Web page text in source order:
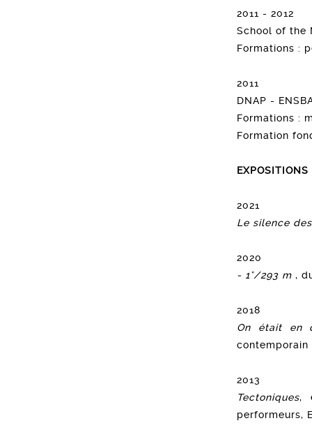
2011 - 2012
School of the
Formations :
2011
DNAP -
Formations :
Formation
EXPOSITIONS
2021
Le silence
2020
- 1°/293 m ,
2018
On était en
2013
Tectoniques,
performeurs,